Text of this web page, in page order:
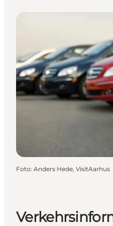
Foto: Anders Hede, VisitAarhus